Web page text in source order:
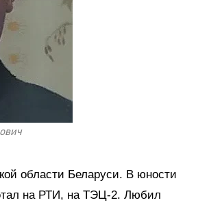
области Беларуси. В юности
на РТИ, на ТЭЦ-2. Любил